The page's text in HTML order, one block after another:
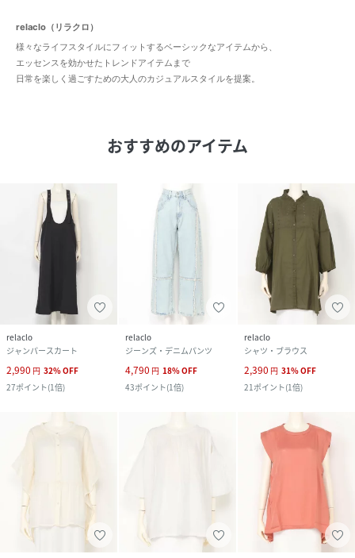
relaclo（リラクロ）
様々なライフスタイルにフィットするベーシックなアイテムから、
エッセンスを効かせたトレンドアイテムまで
日常を楽しく過ごすための大人のカジュアルスタイルを提案。
おすすめのアイテム
relaclo
ジャンパースカート
2,990 円 32%OFF
27ポイント(1倍)
relaclo
ジーンズ・デニムパンツ
4,790 円 18%OFF
43ポイント(1倍)
relaclo
シャツ・ブラウス
2,390 円 31%OFF
21 ポイント(1倍)